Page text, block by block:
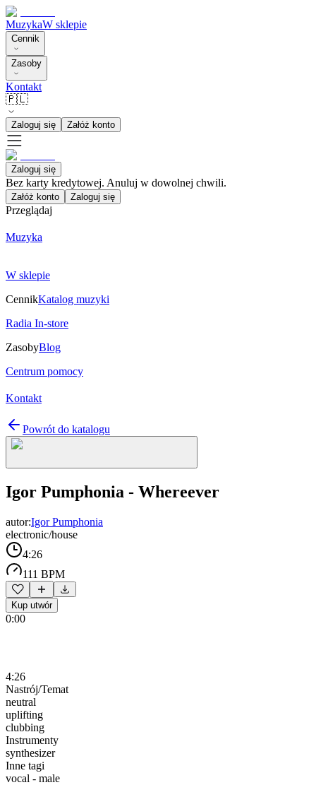
MuzykaW sklepie
Cennik
Zasoby
Kontakt
🇵🇱
Zaloguj się Załóż konto
Zaloguj się
Bez karty kredytowej. Anuluj w dowolnej chwili.
Załóż konto Zaloguj się
Przeglądaj
Muzyka
W sklepie
CennikKatalog muzyki
Radia In-store
ZasobyBlog
Centrum pomocy
Kontakt
Powrót do katalogu
Igor Pumphonia - Whereever
autor:Igor Pumphonia
electronic/house
4:26
111 BPM
Kup utwór
0:00
4:26
Nastrój/Temat
neutral
uplifting
clubbing
Instrumenty
synthesizer
Inne tagi
vocal - male